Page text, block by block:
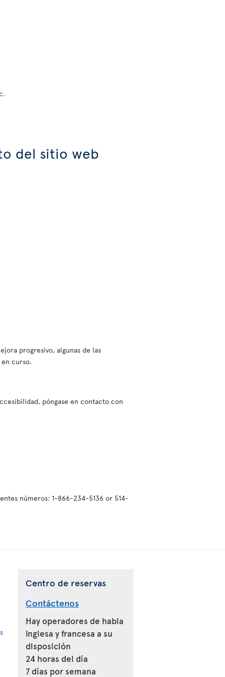
del sitio web
progresivo, algunas de las
curso.
póngase en contacto con
números: 1-866-234-5136 or 514-
Centro de reservas
Contáctenos
Hay operadores de habla
inglesa y francesa a su
disposición
24 horas del día
7 días por semana